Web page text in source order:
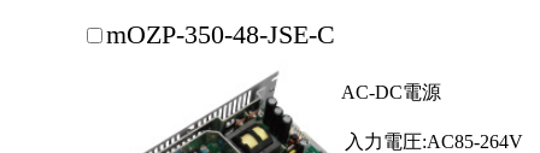
mOZP-350-48-JSE-C
AC-DC電源
入力電圧:AC85-264V